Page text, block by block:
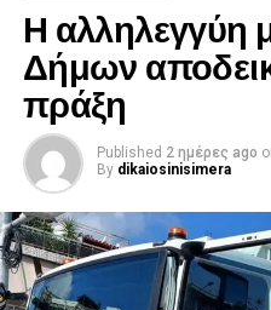
Η αλληλεγγύη
Δήμων
πράξη
Published 2 ημέρες ago
By dikaiosinisimera